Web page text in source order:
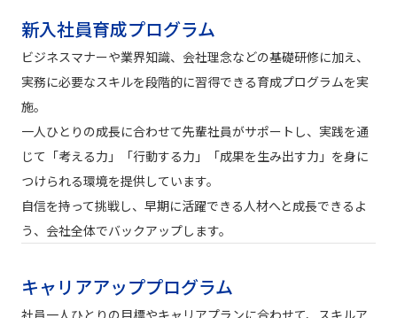
新入社員育成プログラム
ビジネスマナーや業界知識、会社理念などの基礎研修に加え、
実務に必要なスキルを段階的に習得できる育成プログラムを実
施。
一人ひとりの成長に合わせて先輩社員がサポートし、実践を通
じて「考える力」「行動する力」「成果を生み出す力」を身に
つけられる環境を提供しています。
自信を持って挑戦し、早期に活躍できる人材へと成長できるよ
う、会社全体でバックアップします。
キャリアアッププログラム
社員一人ひとりの目標やキャリアプランに合わせて、スキルア